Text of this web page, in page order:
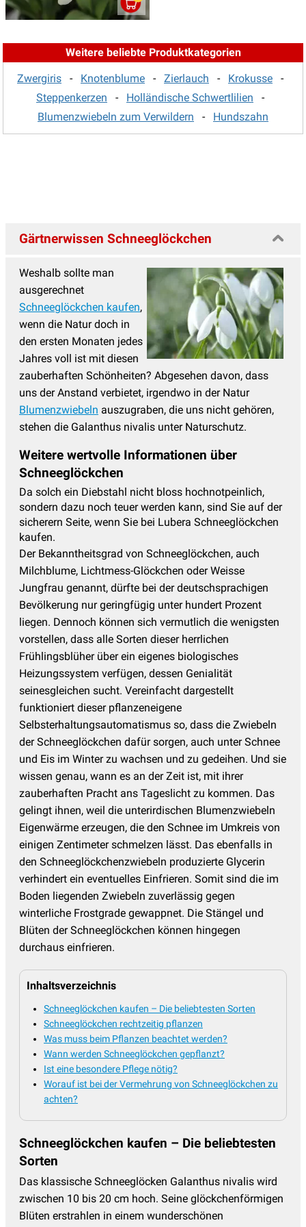
Blumenzwiebeln zum Verwildern
Weitere beliebte Produktkategorien
Zwergiris - Knotenblume - Zierlauch - Krokusse -
Steppenkerzen - Holländische Schwertlilien -
Blumenzwiebeln zum Verwildern - Hundszahn
Gärtnerwissen Schneeglöckchen
Weshalb sollte man
ausgerechnet
Schneeglöckchen kaufen,
wenn die Natur doch in
den ersten Monaten jedes
Jahres voll ist mit diesen
zauberhaften Schönheiten? Abgesehen davon, dass
uns der Anstand verbietet, irgendwo in der Natur
Blumenzwiebeln auszugraben, die uns nicht gehören,
stehen die Galanthus nivalis unter Naturschutz.
Weitere wertvolle Informationen über
Schneeglöckchen
Da solch ein Diebstahl nicht bloss hochnotpeinlich,
sondern dazu noch teuer werden kann, sind Sie auf der
sicherern Seite, wenn Sie bei Lubera Schneeglöckchen
kaufen.
Der Bekanntheitsgrad von Schneeglöckchen, auch
Milchblume, Lichtmess-Glöckchen oder Weisse
Jungfrau genannt, dürfte bei der deutschsprachigen
Bevölkerung nur geringfügig unter hundert Prozent
liegen. Dennoch können sich vermutlich die wenigsten
vorstellen, dass alle Sorten dieser herrlichen
Frühlingsblüher über ein eigenes biologisches
Heizungssystem verfügen, dessen Genialität
seinesgleichen sucht. Vereinfacht dargestellt
funktioniert dieser pflanzeneigene
Selbsterhaltungsautomatismus so, dass die Zwiebeln
der Schneeglöckchen dafür sorgen, auch unter Schnee
und Eis im Winter zu wachsen und zu gedeihen. Und sie
wissen genau, wann es an der Zeit ist, mit ihrer
zauberhaften Pracht ans Tageslicht zu kommen. Das
gelingt ihnen, weil die unterirdischen Blumenzwiebeln
Eigenwärme erzeugen, die den Schnee im Umkreis von
einigen Zentimeter schmelzen lässt. Das ebenfalls in
den Schneeglöckchenzwiebeln produzierte Glycerin
verhindert ein eventuelles Einfrieren. Somit sind die im
Boden liegenden Zwiebeln zuverlässig gegen
winterliche Frostgrade gewappnet. Die Stängel und
Blüten der Schneeglöckchen können hingegen
durchaus einfrieren.
Inhaltsverzeichnis
Schneeglöckchen kaufen – Die beliebtesten Sorten
Schneeglöckchen rechtzeitig pflanzen
Was muss beim Pflanzen beachtet werden?
Wann werden Schneeglöckchen gepflanzt?
Ist eine besondere Pflege nötig?
Worauf ist bei der Vermehrung von Schneeglöckchen zu
achten?
Schneeglöckchen kaufen – Die beliebtesten
Sorten
Das klassische Schneeglöcken Galanthus nivalis wird
zwischen 10 bis 20 cm hoch. Seine glöckchenförmigen
Blüten erstrahlen in einem wunderschönen